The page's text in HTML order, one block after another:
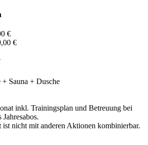
€
€
Sauna + Dusche
inkl. Trainingsplan und Betreuung bei
Jahresabos.
ist nicht mit anderen Aktionen kombinierbar.